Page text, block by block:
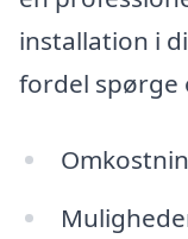
installation i
fordel spørge